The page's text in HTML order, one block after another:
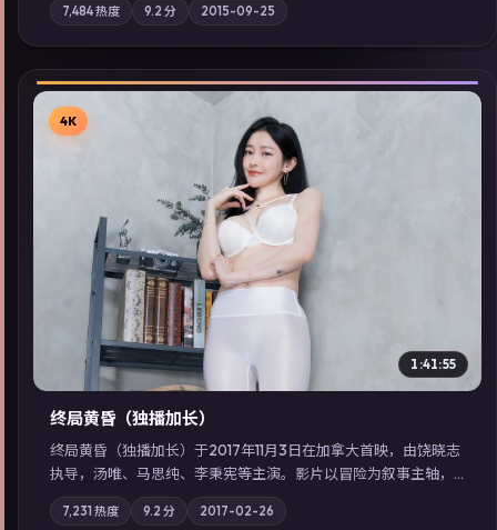
地域气质；站内亦可通过「国产免费观看高清电视剧在线看」延
展检索同类型高分佳作，畅享高清在线追剧体验。
7,484热度 9.2 分 2015-09-25
▶
4K
1:41:55
终局黄昏（独播加长）
终局黄昏（独播加长）于2017年11月3日在加拿大首映，由饶晓志
执导，汤唯、马思纯、李秉宪等主演。影片以冒险为叙事主轴，
记忆碎片重组后，主角发现自己从未活过“真实”的一天；摄影与
配乐强化地域气质；站内亦可通过「国产免费观看高清电视剧在
7,231热度 9.2 分 2017-02-26